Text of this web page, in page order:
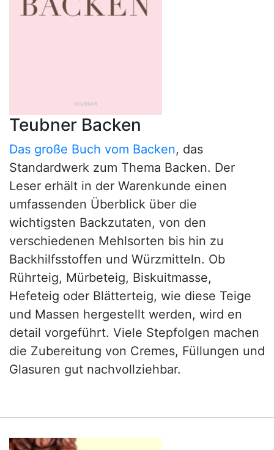
Teubner Backen
Das große Buch vom Backen, das
Standardwerk zum Thema Backen. Der
Leser erhält in der Warenkunde einen
umfassenden Überblick über die
wichtigsten Backzutaten, von den
verschiedenen Mehlsorten bis hin zu
Backhilfsstoffen und Würzmitteln. Ob
Rührteig, Mürbeteig, Biskuitmasse,
Hefeteig oder Blätterteig, wie diese Teige
und Massen hergestellt werden, wird en
detail vorgeführt. Viele Stepfolgen machen
die Zubereitung von Cremes, Füllungen und
Glasuren gut nachvollziehbar.